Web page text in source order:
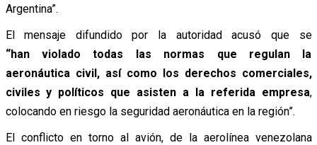
Argentina”.
El mensaje difundido por la autoridad acusó que se
“han violado todas las normas que regulan la
aeronáutica civil, así como los derechos comerciales,
civiles y políticos que asisten a la referida empresa,
colocando en riesgo la seguridad aeronáutica en la región”.
El conflicto en torno al avión, de la aerolínea venezolana